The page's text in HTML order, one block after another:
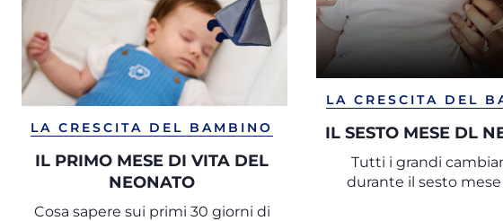
LA CRESCITA DEL BAMBINO
IL PRIMO MESE DI VITA DEL
NEONATO
Cosa sapere sui primi 30 giorni di
LA CRESCITA DEL
IL SESTO MESE DL
Tutti i grandi
durante il sesto